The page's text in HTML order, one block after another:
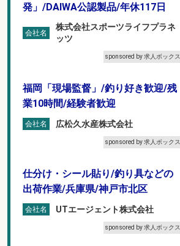
発」/DAIWA公認製品/年休117日
会社名
株式会社スポーツライフプラネ
ッツ
sponsored by 求人ボックス
福岡「現場監督」/釣り好き歓迎/残
業10時間/経験者歓迎
会社名 広松久水産株式会社
sponsored by 求人ボックス
仕分け・シール貼り/釣り具などの
出荷作業/兵庫県/神戸市北区
会社名 UTエージェント株式会社
sponsored by 求人ボックス